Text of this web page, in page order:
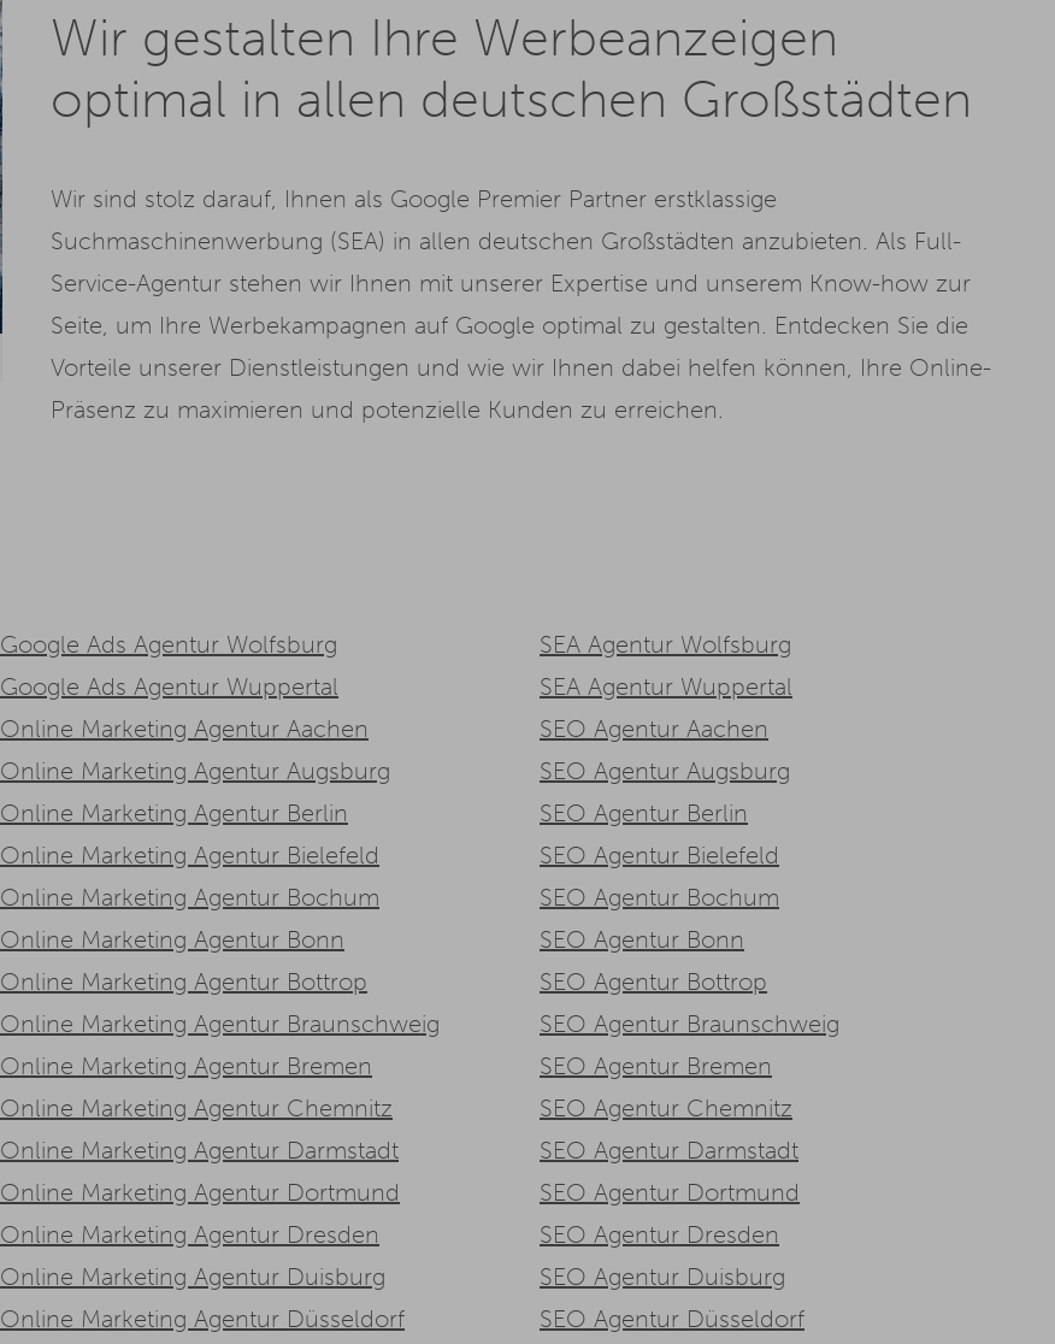
Wir gestalten Ihre Werbeanzeigen
optimal in allen deutschen Großstädten
Wir sind stolz darauf, Ihnen als Google Premier Partner erstklassige
Suchmaschinenwerbung (SEA) in allen deutschen Großstädten anzubieten. Als Full-
Service-Agentur stehen wir Ihnen mit unserer Expertise und unserem Know-how zur
Seite, um Ihre Werbekampagnen auf Google optimal zu gestalten. Entdecken Sie die
Vorteile unserer Dienstleistungen und wie wir Ihnen dabei helfen können, Ihre Online-
Präsenz zu maximieren und potenzielle Kunden zu erreichen.
Google Ads Agentur Wolfsburg
Google Ads Agentur Wuppertal
Online Marketing Agentur Aachen
Online Marketing Agentur Augsburg
Online Marketing Agentur Berlin
Online Marketing Agentur Bielefeld
Online Marketing Agentur Bochum
Online Marketing Agentur Bonn
Online Marketing Agentur Bottrop
Online Marketing Agentur Braunschweig
Online Marketing Agentur Bremen
Online Marketing Agentur Chemnitz
Online Marketing Agentur Darmstadt
Online Marketing Agentur Dortmund
Online Marketing Agentur Dresden
Online Marketing Agentur Duisburg
Online Marketing Agentur Düsseldorf
SEA Agentur Wolfsburg
SEA Agentur Wuppertal
SEO Agentur Aachen
SEO Agentur Augsburg
SEO Agentur Berlin
SEO Agentur Bielefeld
SEO Agentur Bochum
SEO Agentur Bonn
SEO Agentur Bottrop
SEO Agentur Braunschweig
SEO Agentur Bremen
SEO Agentur Chemnitz
SEO Agentur Darmstadt
SEO Agentur Dortmund
SEO Agentur Dresden
SEO Agentur Duisburg
SEO Agentur Düsseldorf